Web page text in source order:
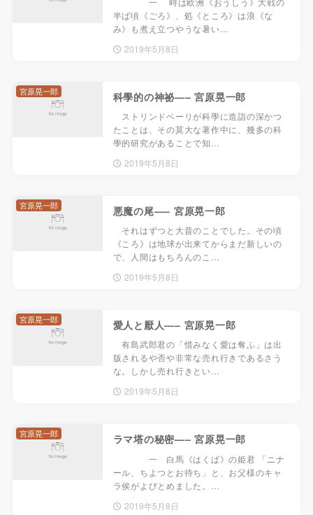
半ば頃《ごろ》、処《ところ》は浪《な
み》も煮え立つやうな暑い…
2019年5月8日
科學的の神祕—– 宮原晃一郎
ストリンドベーリが科學に造詣の深かつ
たことは、その莫大な著作中に、幾多の科
學的研究があることで知…
2019年5月8日
宮原晃一郎
悪魔の尾—– 宮原晃一郎
それはずつと大昔のことでした。その頃
《ころ》は地球が出来てからまだ新しいの
で、人間はもちろんのこ…
2019年5月8日
宮原晃一郎
愛人と厭人—– 宮原晃一郎
有島武郎君の「惜みなく愛は奪ふ」は出
版されるや否や非常な売れ行きであるさう
な。しかし売れ行きとい…
2019年5月8日
宮原晃一郎
ラマ塔の秘密—– 宮原晃一郎
一 白馬《はくば》の姫君 「ニナ
ール、ちよつとお待ち」と、お父様のキャ
ラ侯がよびとめました。…
2019年5月8日
宮原晃一郎